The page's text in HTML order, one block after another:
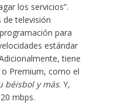
los servicios”.
de televisión
para
estándar
tiene
o Premium, como el
béisbol y más. Y,
mbps.